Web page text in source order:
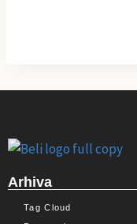
Arhiva
Tag Cloud